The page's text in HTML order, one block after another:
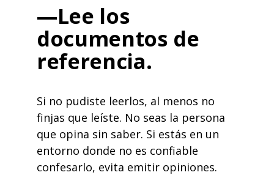
—Lee los
documentos de
referencia.
Si no pudiste leerlos, al menos no
finjas que leíste. No seas la persona
que opina sin saber. Si estás en un
entorno donde no es confiable
confesarlo, evita emitir opiniones.